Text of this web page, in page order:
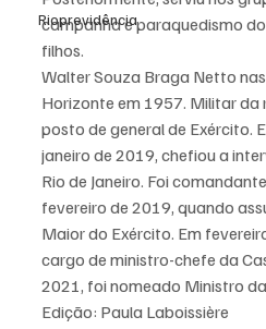
Rioprevidência
campanha e paraquedismo
filhos.
Walter Souza Braga Netto
Horizonte em 1957. Militar da
posto de general de Exército.
janeiro de 2019, chefiou a
Rio de Janeiro. Foi
fevereiro de 2019, quando
Maior do Exército. Em
cargo de ministro-chefe da
2021, foi nomeado Ministro
Edição: Paula Laboissière